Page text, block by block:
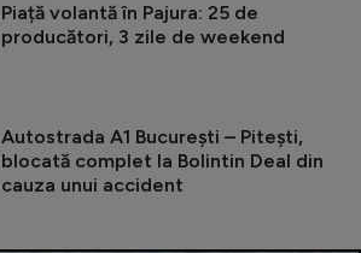
Piață volantă în Pajura: 25 de
producători, 3 zile de weekend
Autostrada A1 București – Pitești,
blocată complet la Bolintin Deal din
cauza unui accident